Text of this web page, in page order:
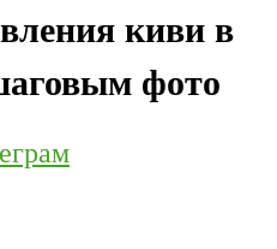
киви в
фото